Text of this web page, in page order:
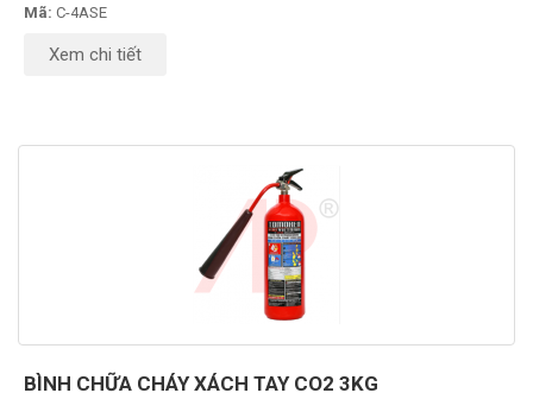
Mã: C-4ASE
Xem chi tiết
BÌNH CHỮA CHÁY XÁCH TAY CO2 3KG